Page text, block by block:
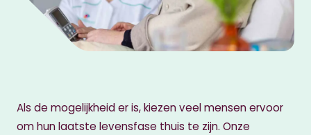
Als de mogelijkheid er is, kiezen veel mensen ervoor
om hun laatste levensfase thuis te zijn. Onze